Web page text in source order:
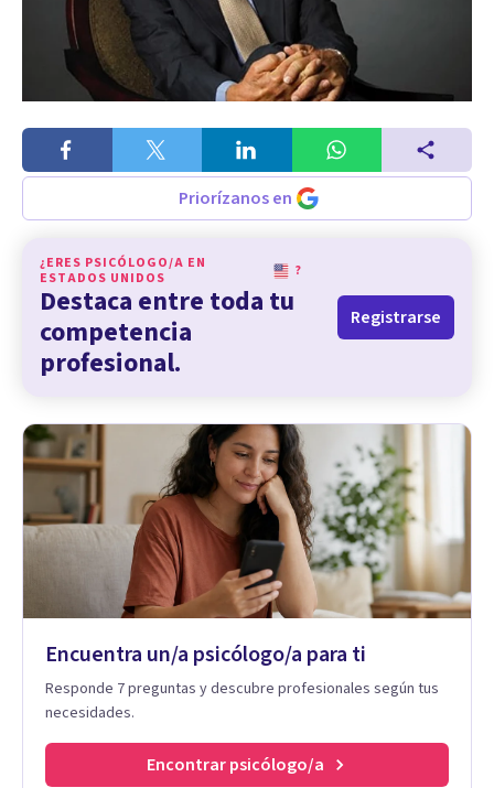
Priorízanos en
¿ERES PSICÓLOGO/A EN
ESTADOS UNIDOS
?
Destaca entre toda tu
competencia
profesional.
Registrarse
Encuentra un/a psicólogo/a para ti
Responde 7 preguntas y descubre profesionales según tus
necesidades.
Encontrar psicólogo/a